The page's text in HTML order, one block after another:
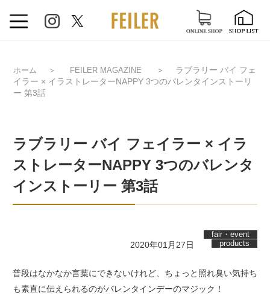
ホーム ＞ FEILER MAGAZINE ＞
ラブラリー バイ フェ
イラー × イラストレーターNAPPY 3つのバレンタインストーリ
ー 第3話
ラブラリー バイ フェイラー × イラ
ストレーターNAPPY 3つのバレンタ
インストーリー 第3話
2020年01月27日
fair・event
products
普段はなかなか言葉にできないけれど、ちょっと照れ臭い気持ち
も素直に伝えられるのがバレンタインデーのマジック！